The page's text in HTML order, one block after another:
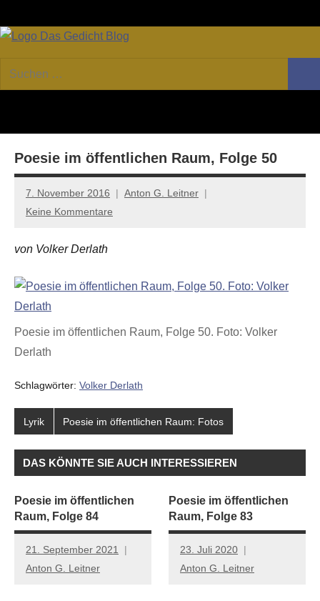
Inhalt
GEDICHT
Forum
von
Lyrik,
Essay
Suchen
nach:
Poesie im öffentlichen Raum, Folge 50
7. November 2016
Anton G. Leitner
Keine Kommentare
von Volker Derlath
Poesie im öffentlichen Raum, Folge 50. Foto: Volker
Derlath
Schlagwörter: Volker Derlath
Lyrik Poesie im öffentlichen Raum: Fotos
DAS KÖNNTE SIE AUCH INTERESSIEREN
Poesie im öffentlichen
Raum, Folge 84
21. September 2021
Anton G. Leitner
Poesie im öffentlichen
Raum, Folge 83
23. Juli 2020
Anton G. Leitner